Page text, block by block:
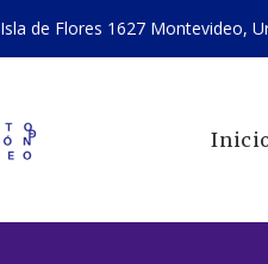
Isla de Flores 1627 Montevideo,